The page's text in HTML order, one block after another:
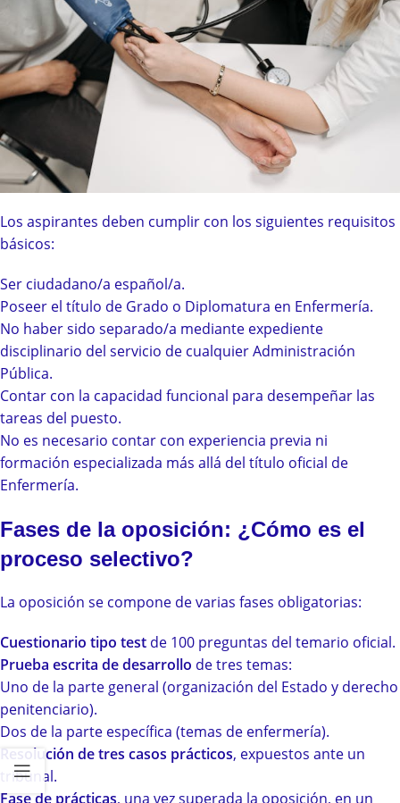
Los aspirantes deben cumplir con los siguientes requisitos
básicos:
Ser ciudadano/a español/a.
Poseer el título de Grado o Diplomatura en Enfermería.
No haber sido separado/a mediante expediente
disciplinario del servicio de cualquier Administración
Pública.
Contar con la capacidad funcional para desempeñar las
tareas del puesto.
No es necesario contar con experiencia previa ni
formación especializada más allá del título oficial de
Enfermería.
Fases de la oposición: ¿Cómo es el
proceso selectivo?
La oposición se compone de varias fases obligatorias:
Cuestionario tipo test de 100 preguntas del temario oficial.
Prueba escrita de desarrollo de tres temas:
Uno de la parte general (organización del Estado y derecho
penitenciario).
Dos de la parte específica (temas de enfermería).
Resolución de tres casos prácticos, expuestos ante un
tribunal.
Fase de prácticas, una vez superada la oposición, en un